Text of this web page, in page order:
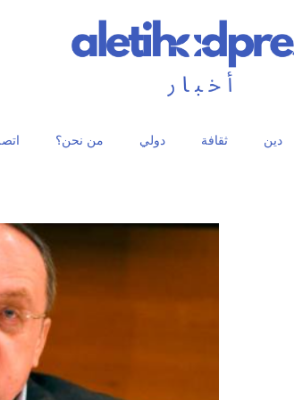
دين ثقافة دولي من نحن؟